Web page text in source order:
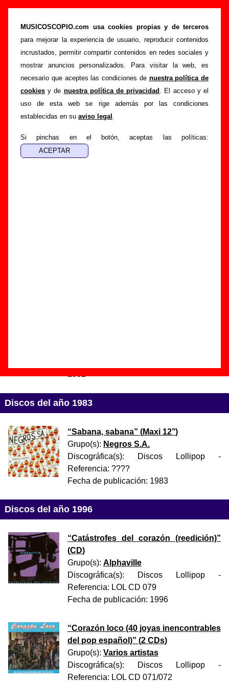
MUSICOSCOPIO.com usa cookies propias y de terceros
para mejorar la experiencia de usuario, reproducir contenidos
incrustados, permitir compartir contenidos en redes sociales y
mostrar anuncios personalizados. Para visitar la web, es
necesario que aceptes las condiciones de nuestra política de
cookies y de nuestra política de privacidad . El acceso y el
uso de esta web se rige además por las condiciones
establecidas en su aviso legal .
Si pinchas en el botón, aceptas las políticas:
Discos Lollipop - Discos del sello ordenados
por año de edición
Portada >Discográficas >Discos Lollipop
Esta página muestra la lista de los discos publicados por el
sello discográfico Discos Lollipopsobre los que hay
información en Musicoscopio. La lista está ordenada por el
año de publicación. Para leer más información sobre un
disco en concreto, sigue el enlace correspondiente.
Discos del año 1983
“Sabana, sabana” (Maxi 12’’)
Grupo(s): Negros S.A.
Discográfica(s):
Discos Lollipop -
Referencia: ????
Fecha de publicación: 1983
Discos del año 1996
“Catástrofes del corazón (reedición)”
(CD)
Grupo(s): Alphaville
Discográfica(s):
Discos Lollipop -
Referencia: LOL CD 079
Fecha de publicación: 1996
“Corazón loco (40 joyas inencontrables
del pop español)” (2 CDs)
Grupo(s): Varios artistas
Discográfica(s):
Discos Lollipop -
Referencia: LOL CD 071/072